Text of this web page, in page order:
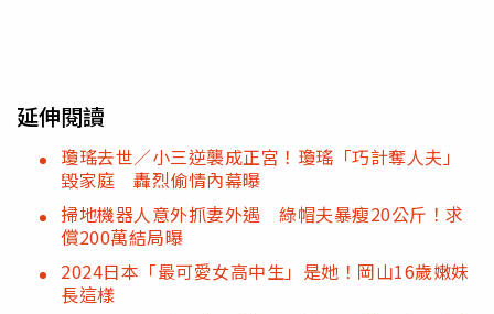
延伸閱讀
瓊瑤去世／小三逆襲成正宮！瓊瑤「巧計奪人夫」
毀家庭 轟烈偷情內幕曝
掃地機器人意外抓妻外遇 綠帽夫暴瘦20公斤！求
償200萬結局曝
2024日本「最可愛女高中生」是她！岡山16歲嫩妹
長這樣